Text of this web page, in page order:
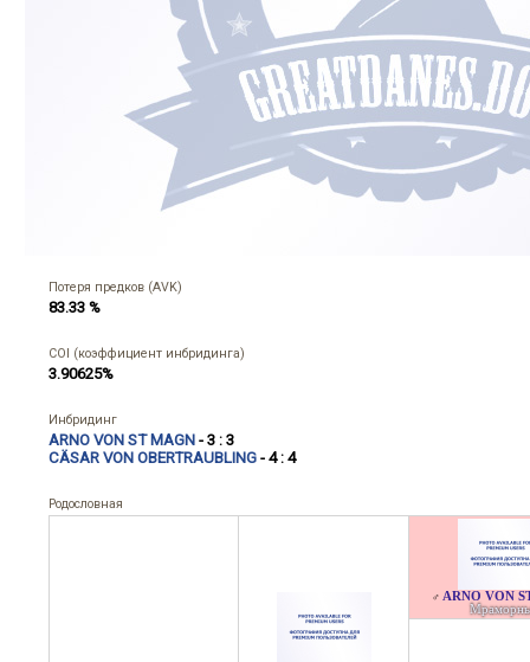
Потеря предков (AVK)
83.33 %
COI (коэффициент инбридинга)
3.90625%
Инбридинг
ARNO VON ST MAGN - 3 : 3
CÄSAR VON OBERTRAUBLING - 4 : 4
Родословная
♂ ARNO VON